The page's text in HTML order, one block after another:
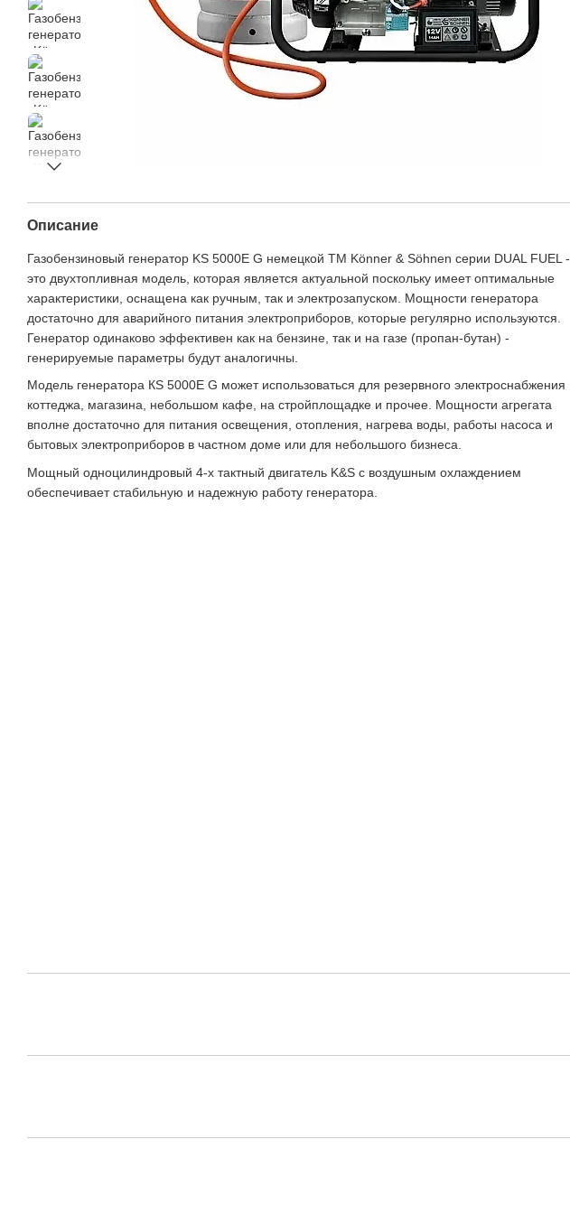
Описание
Газобензиновый генератор KS 5000E G немецкой ТМ Könner & Söhnen серии DUAL FUEL -
это двухтопливная модель, которая является актуальной поскольку имеет оптимальные
характеристики, оснащена как ручным, так и электрозапуском. Мощности генератора
достаточно для аварийного питания электроприборов, которые регулярно используются.
Генератор одинаково эффективен как на бензине, так и на газе (пропан-бутан) -
генерируемые параметры будут аналогичны.
Модель генератора КЅ 5000E G может использоваться для резервного электроснабжения
коттеджа, магазина, небольшом кафе, на стройплощадке и прочее. Мощности агрегата
вполне достаточно для питания освещения, отопления, нагрева воды, работы насоса и
бытовых электроприборов в частном доме или для небольшого бизнеса.
Мощный одноцилиндровый 4-х тактный двигатель K&S с воздушным охлаждением
обеспечивает стабильную и надежную работу генератора.